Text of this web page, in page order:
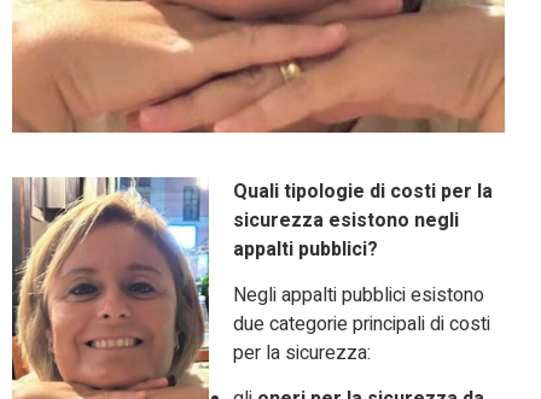
Quali tipologie di costi per la
sicurezza esistono negli
appalti pubblici?
Negli appalti pubblici esistono
due categorie principali di costi
per la sicurezza: